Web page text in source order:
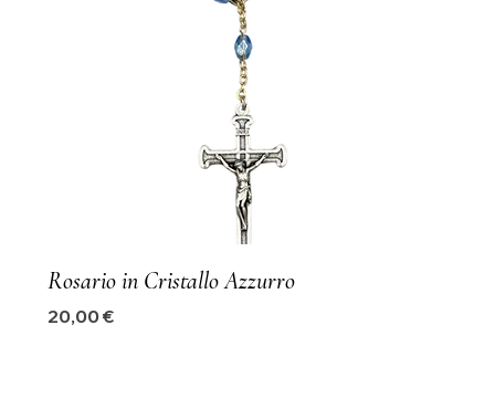
Rosario in Cristallo Azzurro
Precio
20,00 €